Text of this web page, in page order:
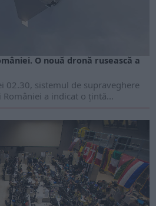
O nouă dronă rusească a
02.30, sistemul de supraveghere
a indicat o țintă...